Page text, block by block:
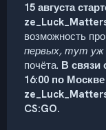
15 августа
возможность
первых, тут уж
почёта. В связи
16:00 по
CS:GO.